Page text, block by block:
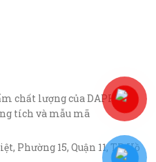
chất lượng của DAPHA
tích và mẫu mã
Phường 15, Quận 11, TP Hồ